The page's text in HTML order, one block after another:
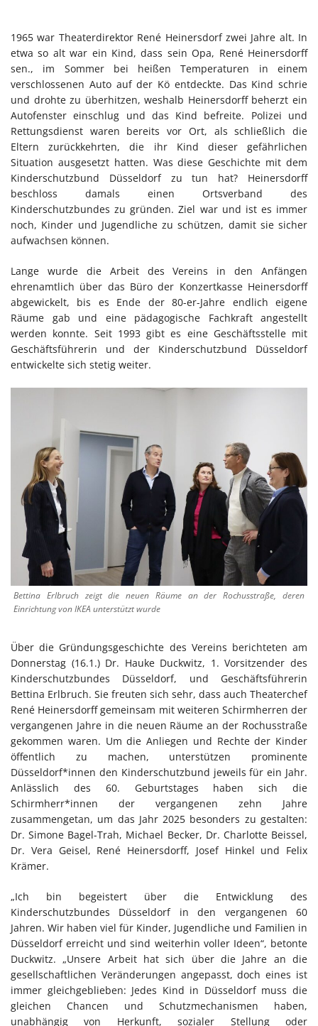
1965 war Theaterdirektor René Heinersdorf zwei Jahre alt. In
etwa so alt war ein Kind, dass sein Opa, René Heinersdorff
sen., im Sommer bei heißen Temperaturen in einem
verschlossenen Auto auf der Kö entdeckte. Das Kind schrie
und drohte zu überhitzen, weshalb Heinersdorff beherzt ein
Autofenster einschlug und das Kind befreite. Polizei und
Rettungsdienst waren bereits vor Ort, als schließlich die
Eltern zurückkehrten, die ihr Kind dieser gefährlichen
Situation ausgesetzt hatten. Was diese Geschichte mit dem
Kinderschutzbund Düsseldorf zu tun hat? Heinersdorff
beschloss damals einen Ortsverband des
Kinderschutzbundes zu gründen. Ziel war und ist es immer
noch, Kinder und Jugendliche zu schützen, damit sie sicher
aufwachsen können.
Lange wurde die Arbeit des Vereins in den Anfängen
ehrenamtlich über das Büro der Konzertkasse Heinersdorff
abgewickelt, bis es Ende der 80-er-Jahre endlich eigene
Räume gab und eine pädagogische Fachkraft angestellt
werden konnte. Seit 1993 gibt es eine Geschäftsstelle mit
Geschäftsführerin und der Kinderschutzbund Düsseldorf
entwickelte sich stetig weiter.
Bettina Erlbruch zeigt die neuen Räume an der Rochusstraße, deren
Einrichtung von IKEA unterstützt wurde
Über die Gründungsgeschichte des Vereins berichteten am
Donnerstag (16.1.) Dr. Hauke Duckwitz, 1. Vorsitzender des
Kinderschutzbundes Düsseldorf, und Geschäftsführerin
Bettina Erlbruch. Sie freuten sich sehr, dass auch Theaterchef
René Heinersdorff gemeinsam mit weiteren Schirmherren der
vergangenen Jahre in die neuen Räume an der Rochusstraße
gekommen waren. Um die Anliegen und Rechte der Kinder
öffentlich zu machen, unterstützen prominente
Düsseldorf*innen den Kinderschutzbund jeweils für ein Jahr.
Anlässlich des 60. Geburtstages haben sich die
Schirmherr*innen der vergangenen zehn Jahre
zusammengetan, um das Jahr 2025 besonders zu gestalten:
Dr. Simone Bagel-Trah, Michael Becker, Dr. Charlotte Beissel,
Dr. Vera Geisel, René Heinersdorff, Josef Hinkel und Felix
Krämer.
„Ich bin begeistert über die Entwicklung des
Kinderschutzbundes Düsseldorf in den vergangenen 60
Jahren. Wir haben viel für Kinder, Jugendliche und Familien in
Düsseldorf erreicht und sind weiterhin voller Ideen“, betonte
Duckwitz. „Unsere Arbeit hat sich über die Jahre an die
gesellschaftlichen Veränderungen angepasst, doch eines ist
immer gleichgeblieben: Jedes Kind in Düsseldorf muss die
gleichen Chancen und Schutzmechanismen haben,
unabhängig von Herkunft, sozialer Stellung oder